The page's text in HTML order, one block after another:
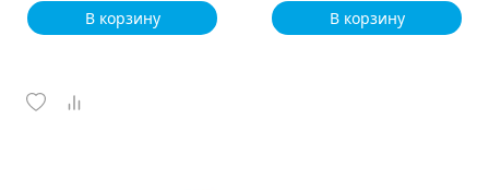
В корзину В корзину